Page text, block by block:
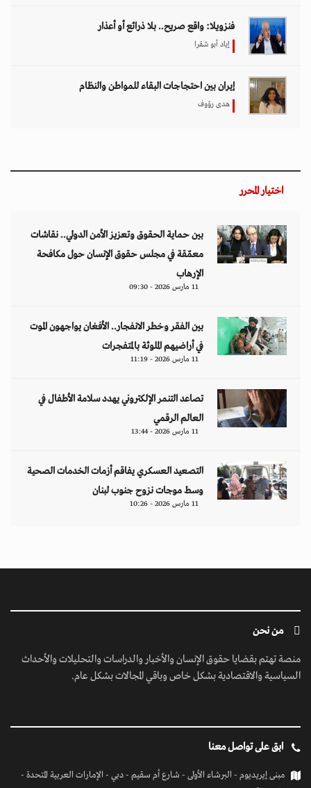
فنزويلا: واقع صريح.. بلا ذرائع أو أعذار
إياد أبو شقرا
إيران بين احتجاجات البقاء للمواطن والنظام
هدى رؤوف
اختيار المحرر
بين حماية الحقوق وتعزيز الأمن الدولي.. نقاشات
معمّقة في مجلس حقوق الإنسان حول مكافحة
الإرهاب
11 مارس 2026 - 09:30
بين الفقر وخطر الانفجار.. الأفغان يواجهون الموت
في أراضيهم الملوثة بالمتفجرات
11 مارس 2026 - 11:19
تصاعد التنمر الإلكتروني يهدد سلامة الأطفال في
العالم الرقمي
11 مارس 2026 - 13:44
التصعيد العسكري يفاقم أزمات الخدمات الصحية
وسط موجات نزوح جنوب لبنان
11 مارس 2026 - 10:26
من نحن
منصة تهتم بقضايا حقوق الإنسان والأخبار والدراسات والتحليلات والأحداث
السياسية والاقتصادية بشكل خاص وباقي المجالات بشكل عام.
ابق على تواصل معنا
مبنى إيريديوم - البرشاء الأولى - شارع أم سقيم - دبي - الإمارات العربية المتحدة -